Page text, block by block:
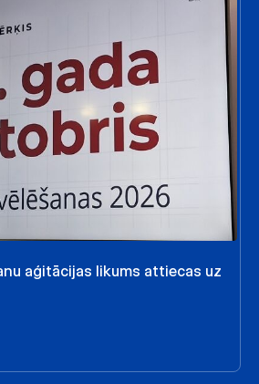
aģitācijas likums attiecas uz